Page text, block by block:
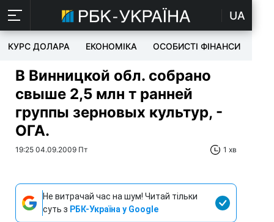
UA
КУРС ДОЛАРА ЕКОНОМІКА ОСОБИСТІ ФІНАНСИ
В Винницкой обл. собрано
свыше 2,5 млн т ранней
группы зерновых культур, -
ОГА.
19:25 04.09.2009 Пт 1 хв
Не витрачай час на шум! Читай тільки
суть з РБК-Україна у Google